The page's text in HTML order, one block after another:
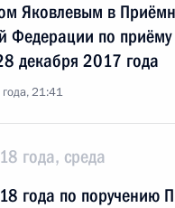
Яковлевым в
Федерации по
декабря 2017 года
21:41
года, среда
года по поручению